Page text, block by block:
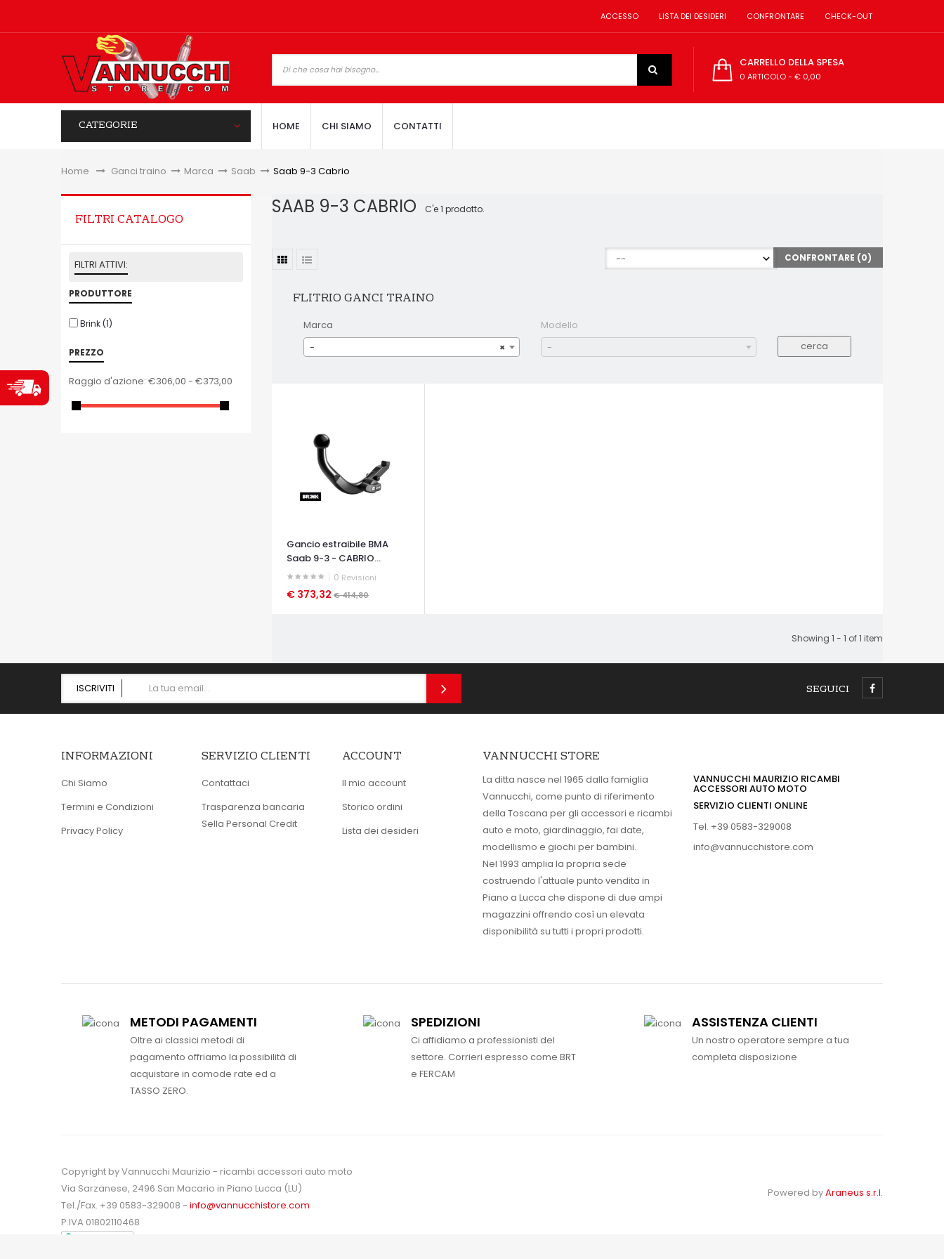
ACCESSO LISTA DEI DESIDERI CONFRONTARE CHECK-OUT
CARRELLO DELLA SPESA
0 ARTICOLO- € 0,00
CATEGORIE HOME CHI SIAMO CONTATTI
Home &gt;Ganci traino > Marca > Saab > Saab 9-3 Cabrio
FILTRI CATALOGO
FILTRI ATTIVI:
PRODUTTORE
Brink (1)
PREZZO
Raggio d'azione: €306,00 - €373,00
SAAB 9-3 CABRIO C'e 1 prodotto.
CONFRONTARE (0)
FLITRIO GANCI TRAINO
Marca
×
-
Modello
-
Gancio estraibile BMA
Saab 9-3 - CABRIO...
0 Revisioni
€ 373,32 € 414,80
Showing 1 - 1 of 1 item
ISCRIVITI SEGUICI
INFORMAZIONI
Chi Siamo
Termini e Condizioni
Privacy Policy
SERVIZIO CLIENTI
Contattaci
Trasparenza bancaria
Sella Personal Credit
ACCOUNT
Il mio account
Storico ordini
Lista dei desideri
VANNUCCHI STORE
La ditta nasce nel 1965 dalla famiglia
Vannucchi, come punto di riferimento
della Toscana per gli accessori e ricambi
auto e moto, giardinaggio, fai date,
modellismo e giochi per bambini.
Nel 1993 amplia la propria sede
costruendo l'attuale punto vendita in
Piano a Lucca che dispone di due ampi
magazzini offrendo così un elevata
disponibilità su tutti i propri prodotti.
VANNUCCHI MAURIZIO RICAMBI
ACCESSORI AUTO MOTO
SERVIZIO CLIENTI ONLINE
Tel. +39 0583-329008
info@vannucchistore.com
METODI PAGAMENTI
Oltre ai classici metodi di
pagamento offriamo la possibilità di
acquistare in comode rate ed a
TASSO ZERO.
SPEDIZIONI
Ci affidiamo a professionisti del
settore. Corrieri espresso come BRT
e FERCAM
ASSISTENZA CLIENTI
Un nostro operatore sempre a tua
completa disposizione
Copyright by Vannucchi Maurizio - ricambi accessori auto moto
Via Sarzanese, 2496 San Macario in Piano Lucca (LU)
Tel./Fax. +39 0583-329008 - info@vannucchistore.com
P.IVA 01802110468
Powered byAraneus s.r.l.